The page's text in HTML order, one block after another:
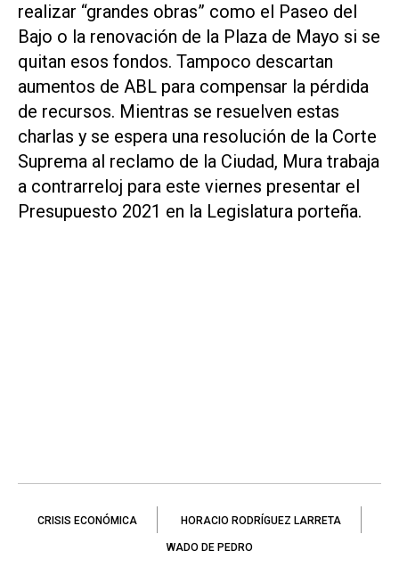
realizar “grandes obras” como el Paseo del
Bajo o la renovación de la Plaza de Mayo si se
quitan esos fondos. Tampoco descartan
aumentos de ABL para compensar la pérdida
de recursos. Mientras se resuelven estas
charlas y se espera una resolución de la Corte
Suprema al reclamo de la Ciudad, Mura trabaja
a contrarreloj para este viernes presentar el
Presupuesto 2021 en la Legislatura porteña.
CRISIS ECONÓMICA HORACIO RODRÍGUEZ LARRETA
WADO DE PEDRO